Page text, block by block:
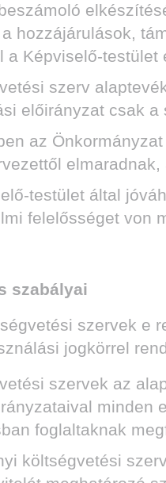
hozzájárulások,
a Képviselő-
szerv
előirányzat csak
Önkormányzat
által
felelősséget von
szabályai
szervek e
jogkörrel
szervek az
minden
foglaltaknak
szerv